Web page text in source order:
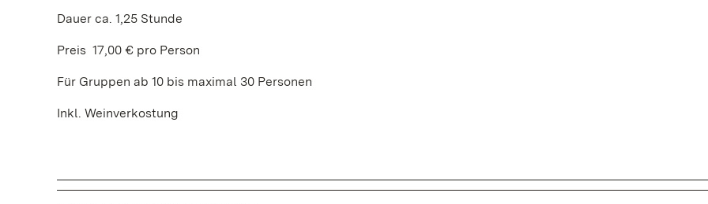
Dauer ca. 1,25 Stunde
Preis 17,00 € pro Person
Für Gruppen ab 10 bis maximal 30 Personen
Inkl. Weinverkostung